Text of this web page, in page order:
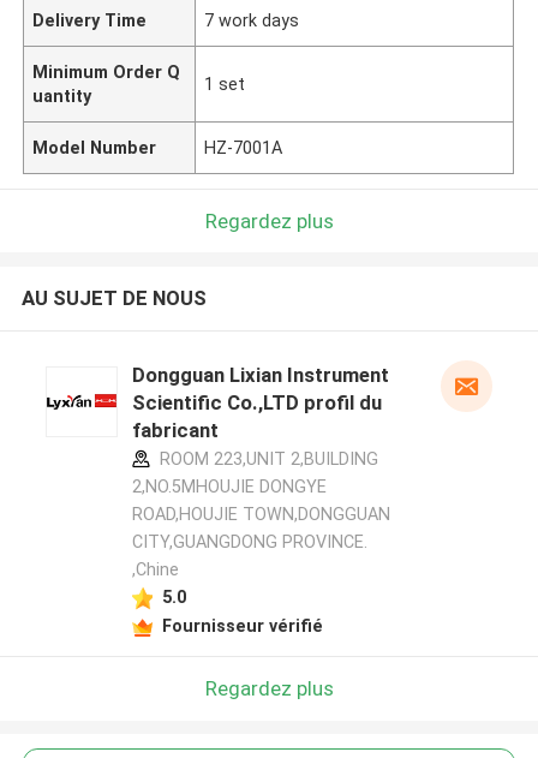
Delivery Time 7 work days
Minimum Order Q
uantity
1 set
Model Number HZ-7001A
Regardez plus
AU SUJET DE NOUS
Dongguan Lixian Instrument
Scientific Co.,LTD profil du
fabricant
ROOM 223,UNIT 2,BUILDING
2,NO.5MHOUJIE DONGYE
ROAD,HOUJIE TOWN,DONGGUAN
CITY,GUANGDONG PROVINCE.
,Chine
5.0
Fournisseur vérifié
Regardez plus